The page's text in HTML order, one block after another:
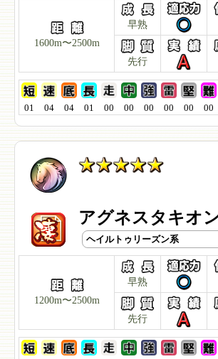
1600m〜2500m
早熟
先行
01 04 04 01 00 00 00 00 00 00
アグネスタキオ
ヘイルトゥリーズン系
1200m〜2500m
早熟
先行